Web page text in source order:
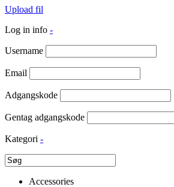
Upload fil
Log in info -
Username
Email
Adgangskode
Gentag adgangskode
Kategori -
Accessories